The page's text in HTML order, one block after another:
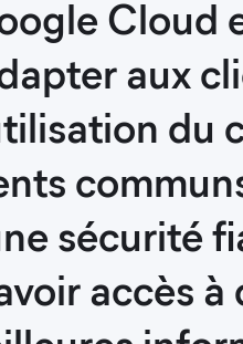
Cloud
aux
du
sécurité
accès